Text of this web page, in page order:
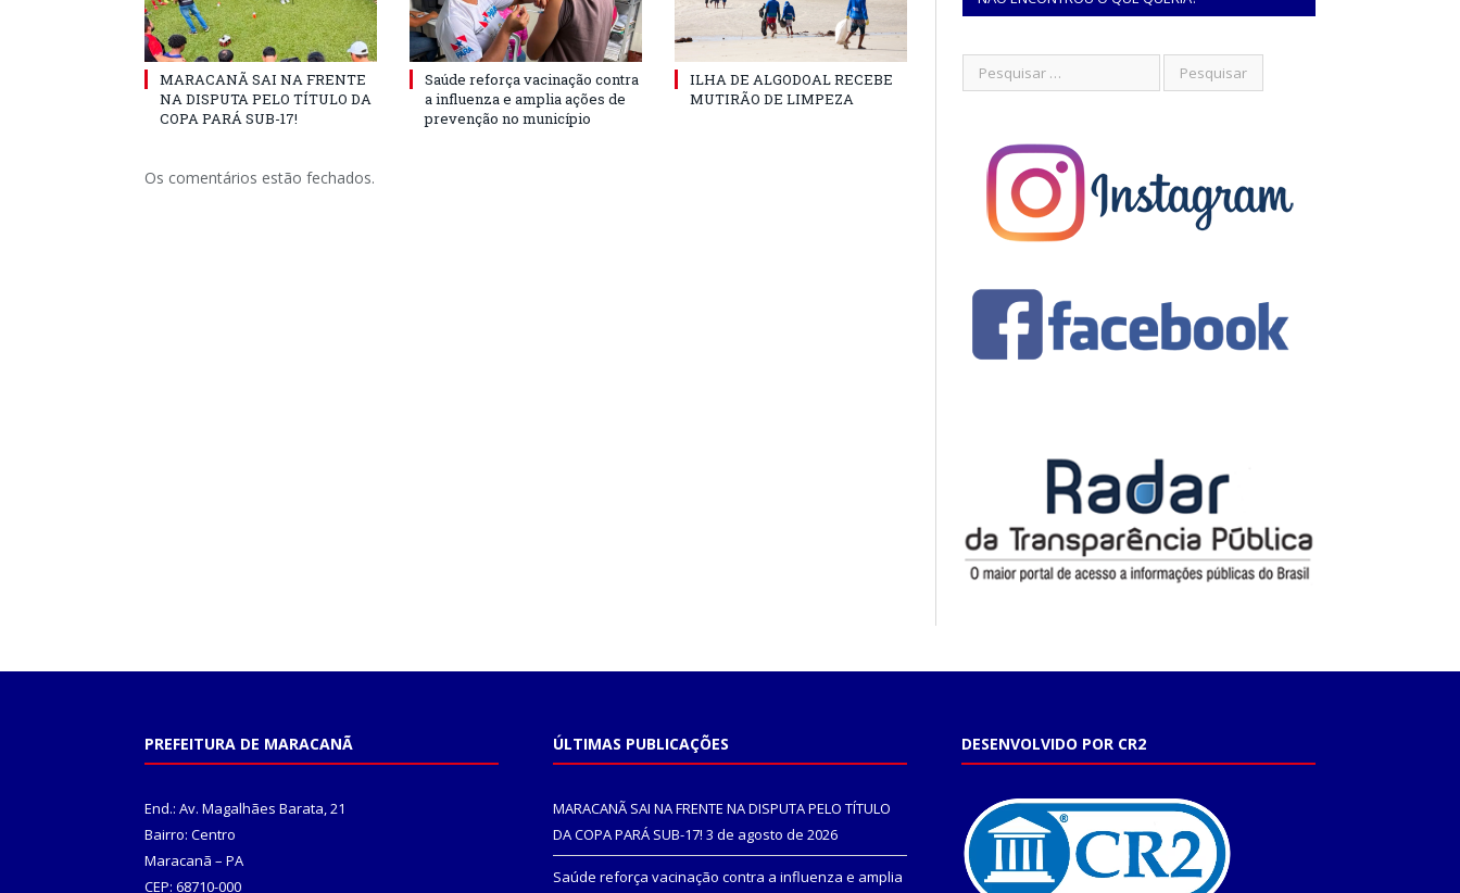
MARACANÃ SAI NA FRENTE
NA DISPUTA PELO TÍTULO DA
COPA PARÁ SUB-17!
Saúde reforça vacinação contra
a influenza e amplia ações de
prevenção no município
ILHA DE ALGODOAL RECEBE
MUTIRÃO DE LIMPEZA
Os comentários estão fechados.
PREFEITURA DE MARACANÃ
End.: Av. Magalhães Barata, 21
Bairro: Centro
Maracanã – PA
CEP: 68710-000
ÚLTIMAS PUBLICAÇÕES
MARACANÃ SAI NA FRENTE NA DISPUTA PELO TÍTULO
DA COPA PARÁ SUB-17! 3 de agosto de 2026
Saúde reforça vacinação contra a influenza e amplia
DESENVOLVIDO POR CR2